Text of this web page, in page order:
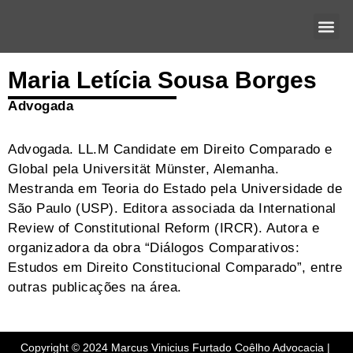
Maria Letícia Sousa Borges
Advogada
Advogada. LL.M Candidate em Direito Comparado e
Global pela Universität Münster, Alemanha.
Mestranda em Teoria do Estado pela Universidade de
São Paulo (USP). Editora associada da International
Review of Constitutional Reform (IRCR). Autora e
organizadora da obra “Diálogos Comparativos:
Estudos em Direito Constitucional Comparado”, entre
outras publicações na área.
Copyright © 2024 Marcus Vinicius Furtado Coêlho Advocacia |